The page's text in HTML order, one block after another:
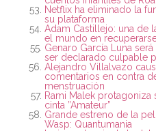
Netflix ha eliminado la
su plataforma
Adam Castillejo: una de
el mundo en
Genaro García Luna
ser declarado culpable
Alejandro Villalvazo
comentarios en contra
menstruación
Rami Malek
cinta ”Amateur”
Grande estreno de la
Wasp: Quantumania